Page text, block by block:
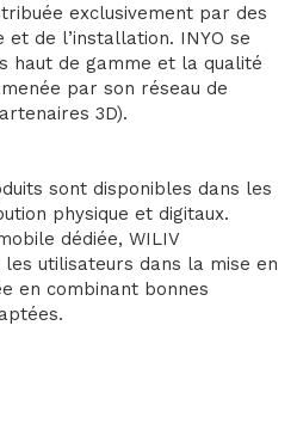
exclusivement par des
de l’installation. INYO se
haut de gamme et la qualité
par son réseau de
3D).
sont disponibles dans les
physique et digitaux.
dédiée, WILIV
utilisateurs dans la mise en
en combinant bonnes